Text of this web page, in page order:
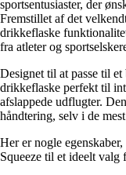
sportsentusiaster, der
Fremstillet af det
drikkeflaske
fra atleter og
Designet til at passe til
drikkeflaske perfekt til
afslappede udflugter.
håndtering, selv i de
Her er nogle
Squeeze til et ideelt valg